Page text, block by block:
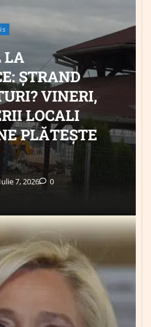
LA
ȘTRAND
VINERI,
LOCALI
PLĂTEȘTE
Iulie 7, 2026 0